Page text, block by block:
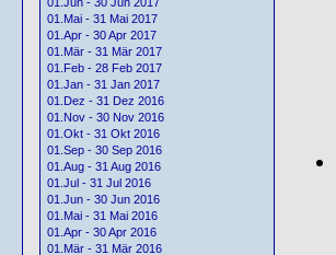
01.Mai - 31 Mai 2017
01.Apr - 30 Apr 2017
01.Mär - 31 Mär 2017
01.Feb - 28 Feb 2017
01.Jan - 31 Jan 2017
01.Dez - 31 Dez 2016
01.Nov - 30 Nov 2016
01.Okt - 31 Okt 2016
01.Sep - 30 Sep 2016
01.Aug - 31 Aug 2016
01.Jul - 31 Jul 2016
01.Jun - 30 Jun 2016
01.Mai - 31 Mai 2016
01.Apr - 30 Apr 2016
01.Mär - 31 Mär 2016